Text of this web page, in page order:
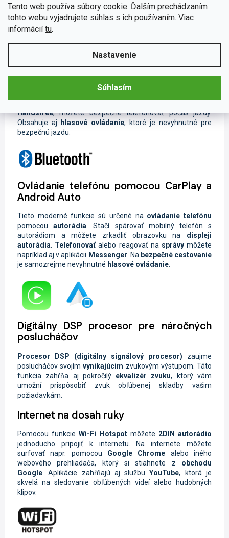
Tento web používa súbory cookie. Ďalším prechádzaním
tohto webu vyjadrujete súhlas s ich používaním. Viac
informáciítu.
Nastavenie
Súhlasím
Ak nemáte po ruke telefón alebo prehrávač, nalaďte si
obľúbené rozhlasové stanice na FM/AMfrekvencii alebo na
digitálnom vysielaní
Bezpečné telefonovanie počas jazdy
Keďže autorádio disponuje inteligentnoufunkciou
Handsfree, môžetebezpečne telefonovať počas jazdy.
Obsahuje aj hlasové ovládanie, ktoré je nevyhnutné pre
bezpečnú jazdu.
Ovládanie telefónu pomocou CarPlay a
Android Auto
Tieto moderné funkcie sú určené na ovládanie telefónu
pomocou autorádia . Stačí spárovať mobilný telefón s
autorádiom a môžete zrkadliť obrazovku na displeji
autorádia
Telefonovaťalebo reagovať na správymôžete
napríklad aj v aplikácii Messenger . Na bezpečné cestovanie
je samozrejme nevyhnutné hlasové ovládanie
Digitálny DSP procesor pre náročných
poslucháčov
Procesor DSP (digitálny signálový procesor) zaujme
poslucháčov svojímvynikajúcim zvukovým výstupom. Táto
funkcia zahŕňa aj pokročilý ekvalizér zvuku, ktorý vám
umožní prispôsobiť zvuk obľúbenej skladby vašim
požiadavkám.
Internet na dosah ruky
Pomocou funkcieWi-Fi Hotspotmôžete 2DIN autorádio
jednoducho pripojiť k internetu. Na internete môžete
surfovať napr. pomocou Google Chrome alebo iného
webového prehliadača, ktorý si stiahnete z obchodu
Google. Aplikácie zahŕňajú aj službuYouTube, ktorá je
skvelá na sledovanie obľúbených videí alebo hudobných
klipov.